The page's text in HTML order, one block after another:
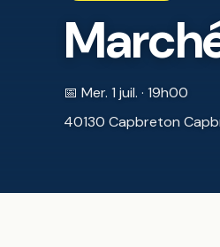
📅 Mer. 1 juil. · 19h00
40130 Capbreton